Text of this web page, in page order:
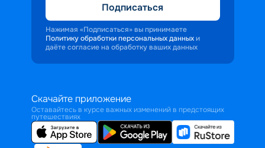
Подписаться
Нажимая «Подписаться» вы принимаете
Политику обработки персональных данных и
даёте согласие на обработку ваших данных
Скачайте приложение
Оставайтесь в курсе важных изменений в предстоящих
путешествиях